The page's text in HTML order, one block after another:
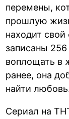
перемены,
прошлую
находит
записаны
воплощать в
ранее, она
найти
Сериал на